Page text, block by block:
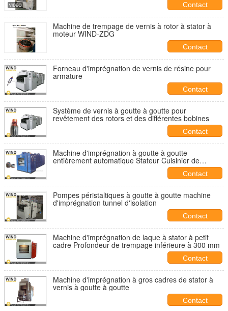
Contact
Machine de trempage de vernis à rotor à stator à
moteur WIND-ZDG
Contact
Forneau d'imprégnation de vernis de résine pour
armature
Contact
Système de vernis à goutte à goutte pour
revêtement des rotors et des différentes bobines
Contact
Machine d'imprégnation à goutte à goutte
entièrement automatique Stateur Cuisinier de
traitement thermique revêtu de vernis résineux
Contact
Pompes péristaltiques à goutte à goutte machine
d'imprégnation tunnel d'isolation
Contact
Machine d'imprégnation de laque à stator à petit
cadre Profondeur de trempage inférieure à 300 mm
Contact
Machine d'imprégnation à gros cadres de stator à
vernis à goutte à goutte
Contact